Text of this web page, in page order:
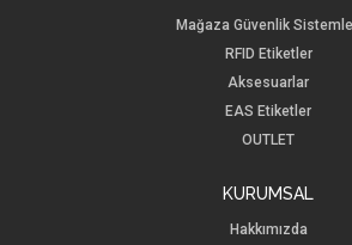
Mağaza Güvenlik
RFID Etiketler
Aksesuarlar
EAS Etiketler
OUTLET
KURUMSAL
Hakkımızda